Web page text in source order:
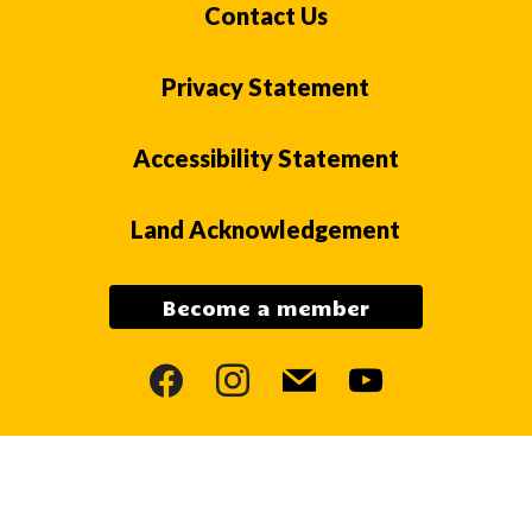
Contact Us
Privacy Statement
Accessibility Statement
Land Acknowledgement
Become a member
facebookinstagram
mail youtube